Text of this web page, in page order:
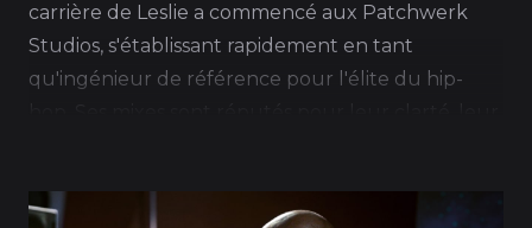
carrière de Leslie a commencé aux Patchwerk
Studios, s'établissant rapidement en tant
qu'ingénieur de référence pour l'élite du hip-
l'industrie.